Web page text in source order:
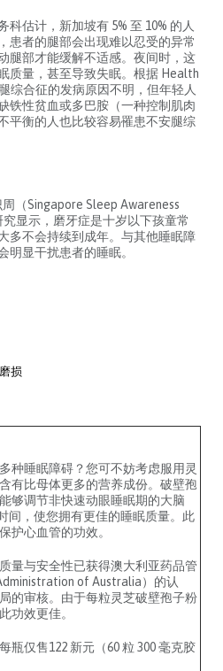
估计，新加坡有 5% 至 10% 的人
患者的腿部会出现难以忍受的异常
腿部才能缓解不适感。夜间时，这
质量，甚至导致失眠。根据 Health
综合征的发病原因不明，但年轻人
铁性贫血或多巴胺（一种控制肌肉
平衡的人也比较容易罹患不安腿综
（Singapore Sleep Awareness
显示，磨牙症是十岁以下孩童常
多不会持续到成年。与其他睡眠障
明显干扰患者的睡眠。
损
种睡眠障碍？您可不妨考虑服用灵
有比母体更多的营养成份。破壁孢
够调节非快速动眼睡眠期的大脑
间，使您拥有更佳的睡眠质量。此
护心血管的功效。
量与安全性已获得澳大利亚药品管
of Australia）的认
的审核。由于每粒灵芝破壁孢子粉
功效更佳。
瓶仅售122 新元（60 粒 300 毫克胶